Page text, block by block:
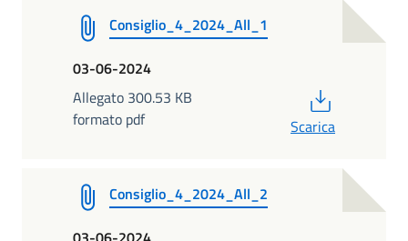
Consiglio_4_2024_All_1
03-06-2024
Allegato 300.53 KB
formato pdf
Scarica
Consiglio_4_2024_All_2